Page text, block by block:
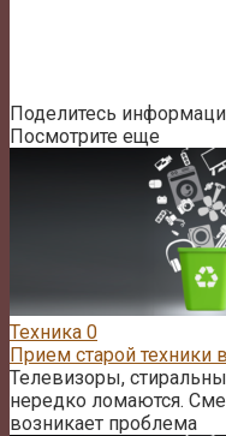
Поделитесь
Посмотрите еще
Техника 0
Прием старой техники
Телевизоры,
нередко ломаются.
возникает проблема